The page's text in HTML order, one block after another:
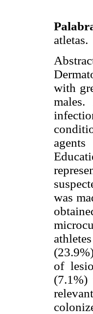
atletas.
with
was
of
(7.1%)